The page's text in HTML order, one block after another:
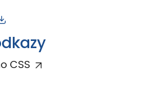
CSS